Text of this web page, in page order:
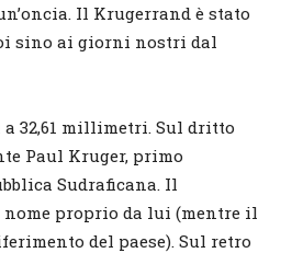
Il Krugerrand è stato
sino ai giorni nostri dal
32,61 millimetri. Sul dritto
Paul Kruger, primo
Sudraficana. Il
proprio da lui (mentre il
del paese). Sul retro